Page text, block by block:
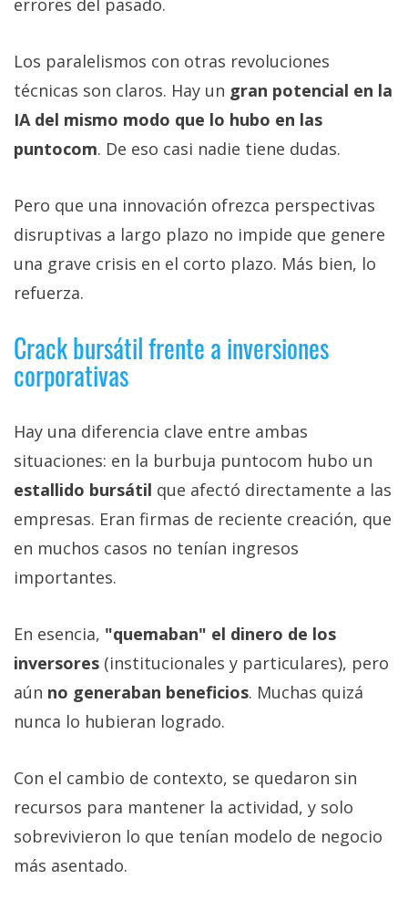
Los paralelismos con otras revoluciones
técnicas son claros. Hay un gran potencial en la
IA del mismo modo que lo hubo en las
puntocom. De eso casi nadie tiene dudas.
Pero que una innovación ofrezca perspectivas
disruptivas a largo plazo no impide que genere
una grave crisis en el corto plazo. Más bien, lo
refuerza.
Crack bursátil frente a inversiones
corporativas
Hay una diferencia clave entre ambas
situaciones: en la burbuja puntocom hubo un
estallido bursátil que afectó directamente a las
empresas. Eran firmas de reciente creación, que
en muchos casos no tenían ingresos
importantes.
En esencia, "quemaban" el dinero de los
inversores (institucionales y particulares), pero
aún no generaban beneficios. Muchas quizá
nunca lo hubieran logrado.
Con el cambio de contexto, se quedaron sin
recursos para mantener la actividad, y solo
sobrevivieron lo que tenían modelo de negocio
más asentado.